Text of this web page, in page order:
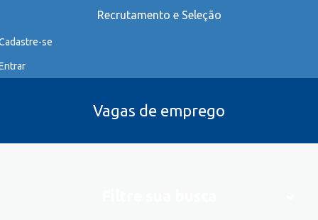
Recrutamento e Seleção
se
Vagas de emprego